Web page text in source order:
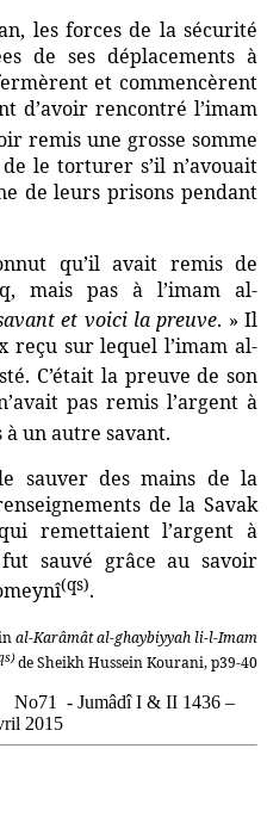
les forces de la sécurité
de ses déplacements à
et commencèrent
d’avoir rencontré l’imam
remis une grosse somme
le torturer s’il n’avouait
de leurs prisons pendant
qu’il avait remis de
mais pas à l’imam al-
et voici la preuve. » Il
reçu sur lequel l’imam al-
C’était la preuve de son
pas remis l’argent à
à un autre savant.
sauver des mains de la
de la Savak
remettaient l’argent à
sauvé grâce au savoir
(qs).
al-Karâmât al-ghaybiyyah li-l-Imam
de Sheikh Hussein Kourani, p39-40
No71 - Jumâdî I & II 1436 –
2015